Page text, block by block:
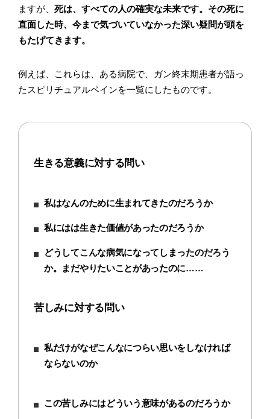
ますが、 死は、すべての人の確実な未来です。その死に
直面した時、今まで気づいていなかった深い疑問が頭を
もたげてきます。
例えば、これらは、ある病院で、ガン終末期患者が語っ
たスピリチュアルペインを一覧にしたものです。
生きる意義に対する問い
私はなんのために生まれてきたのだろうか
私にはは生きた価値があったのだろうか
どうしてこんな病気になってしまったのだろう
か。まだやりたいことがあったのに……
苦しみに対する問い
私だけがなぜこんなにつらい思いをしなければ
ならないのか
この苦しみにはどういう意味があるのだろうか